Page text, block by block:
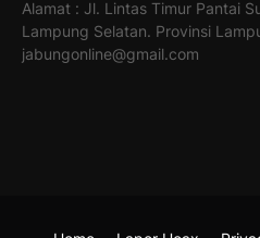
Alamat : Jl. Lintas Timur Pantai
Lampung Selatan. Provinsi
jabungonline@gmail.com